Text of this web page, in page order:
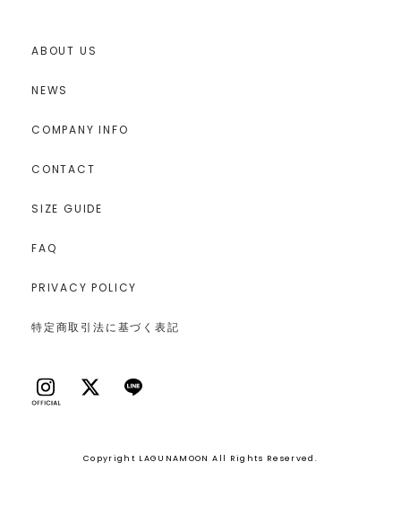
ABOUT US
NEWS
COMPANY INFO
CONTACT
SIZE GUIDE
FAQ
PRIVACY POLICY
特定商取引法に基づく表記
Copyright LAGUNAMOON All Rights Reserved.